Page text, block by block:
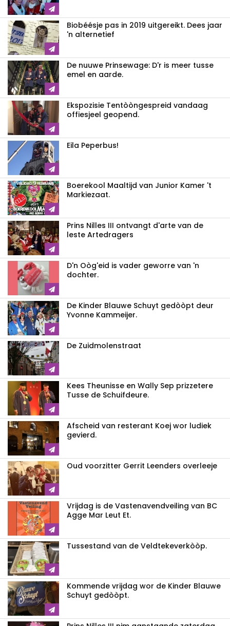
Biobéésje pas in 2019 uitgereikt. Dees jaar
'n alternetief
De nuuwe Prinsewage: D'r is meer tusse
emel en aarde.
Ekspozisie Tentòòngespreid vandaag
offiesjeel geopend.
Eila Peperbus!
Boerekool Maaltijd van Junior Kamer 't
Markiezaat.
Prins Nilles III ontvangt d'arte van de
leste Artedragers
D'n Oòg'eid is vader geworre van 'n
dochter.
De Kinder Blauwe Schuyt gedòòpt deur
Yvonne Kammeijer.
De Zuidmolenstraat
Kees Theunisse en Wally Sep prizzetere
Tusse de Schuifdeure.
Afscheid van resterant Koej wor ludiek
gevierd.
Oud voorzitter Gerrit Leenders overleeje
Vrijdag is de Vastenavendveiling van BC
Agge Mar Leut Et.
Tussestand van de Veldtekeverkòòp.
Kommende vrijdag wor de Kinder Blauwe
Schuyt gedòòpt.